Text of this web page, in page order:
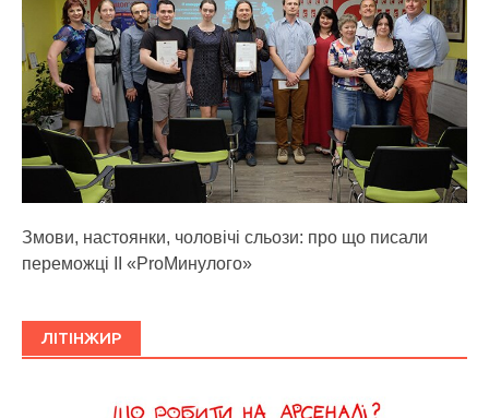
Змови, настоянки, чоловічі сльози: про що писали
переможці ІІ «ProМинулого»
ЛІТІНЖИР